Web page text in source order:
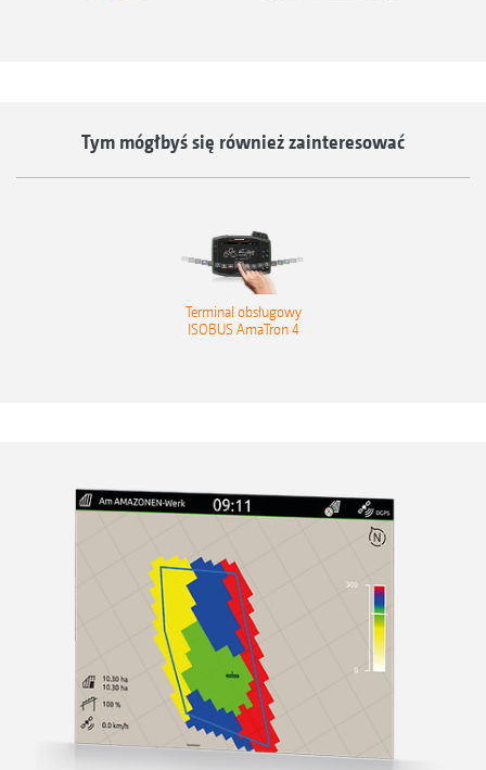
Tym mógłbyś się również zainteresować
Terminal obsługowy
ISOBUS AmaTron 4